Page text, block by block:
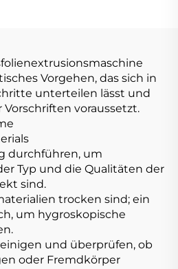
Vorgehen, das sich in
unterteilen lässt und
voraussetzt.
durchführen, um
Typ und die Qualitäten der
sind.
trocken sind; ein
um hygroskopische
und überprüfen, ob
oder Fremdkörper